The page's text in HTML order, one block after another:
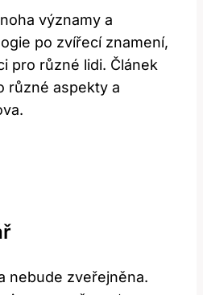
významy a
po zvířecí znamení,
pro různé lidi. Článek
různé aspekty a
nebude zveřejněna.